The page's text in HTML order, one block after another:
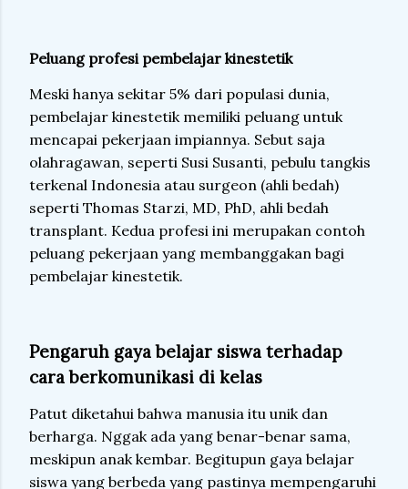
Peluang profesi pembelajar kinestetik
Meski hanya sekitar 5% dari populasi dunia,
pembelajar kinestetik memiliki peluang untuk
mencapai pekerjaan impiannya. Sebut saja
olahragawan, seperti Susi Susanti, pebulu tangkis
terkenal Indonesia atau surgeon (ahli bedah)
seperti Thomas Starzi, MD, PhD, ahli bedah
transplant. Kedua profesi ini merupakan contoh
peluang pekerjaan yang membanggakan bagi
pembelajar kinestetik.
Pengaruh gaya belajar siswa terhadap
cara berkomunikasi di kelas
Patut diketahui bahwa manusia itu unik dan
berharga. Nggak ada yang benar-benar sama,
meskipun anak kembar. Begitupun gaya belajar
siswa yang berbeda yang pastinya mempengaruhi